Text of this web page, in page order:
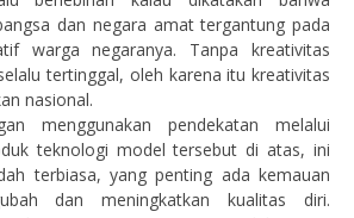
dan negara amat tergantung pada
warga negaranya. Tanpa kreativitas
tertinggal, oleh karena itu kreativitas
nasional.
menggunakan pendekatan melalui
teknologi model tersebut di atas, ini
terbiasa, yang penting ada kemauan
dan meningkatkan kualitas diri.